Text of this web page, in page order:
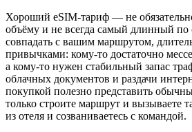
Хороший eSIM-тариф — не
объёму и не всегда самый длинный
совпадать с вашим маршрутом,
привычками: кому-то достаточно
а кому-то нужен стабильный запас
облачных документов и раздачи
покупкой полезно представить
только строите маршрут и вызываете
из отеля и созваниваетесь с командой.